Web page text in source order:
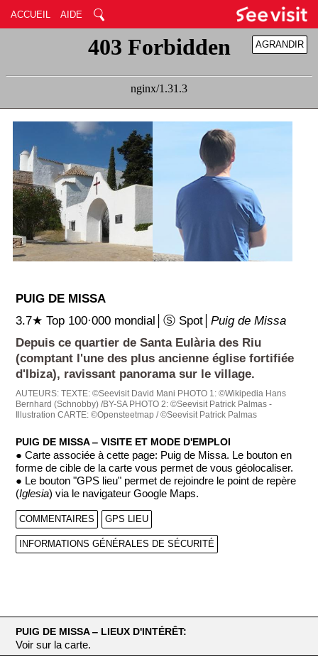
ACCUEIL AIDE
RÉDUIRE
AGRANDIR
PUIG DE MISSA
3.7★ Top 100·000 mondial│Ⓢ Spot│Puig de Missa
Depuis ce quartier de Santa Eulària des Riu
(comptant l'une des plus ancienne église fortifiée
d'Ibiza), ravissant panorama sur le village.
AUTEURS:TEXTE: ©Seevisit David Mani PHOTO 1: ©Wikipedia Hans
Bernhard (Schnobby) /BY-SA PHOTO 2: ©Seevisit Patrick Palmas -
Illustration CARTE: ©Opensteetmap / ©Seevisit Patrick Palmas
PUIG DE MISSA ‒ VISITE ET MODE D'EMPLOI
● Carte associée à cette page: Puig de Missa. Le bouton en
forme de cible de la carte vous permet de vous géolocaliser.
● Le bouton "GPS lieu" permet de rejoindre le point de repère
(Iglesia) via le navigateur Google Maps.
COMMENTAIRES GPS LIEU
INFORMATIONS GÉNÉRALES DE SÉCURITÉ
PUIG DE MISSA ‒ LIEUX D'INTÉRÊT:
Voir sur la carte.